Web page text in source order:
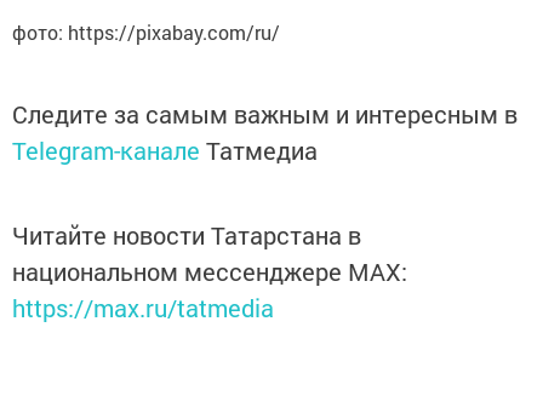
фото: https://pixabay.com/ru/
Следите за самым важным и интересным в
Telegram-канале Татмедиа
Читайте новости Татарстана в
национальном мессенджере MАХ:
https://max.ru/tatmedia